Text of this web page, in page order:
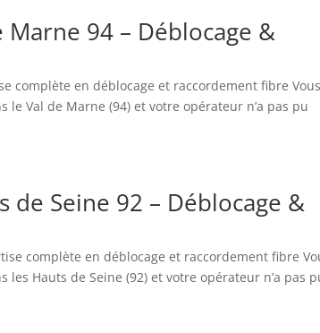
Marne 94 – Déblocage &
complète en déblocage et raccordement fibre Vous
Val de Marne (94) et votre opérateur n’a pas pu
de Seine 92 – Déblocage &
complète en déblocage et raccordement fibre
Hauts de Seine (92) et votre opérateur n’a pas